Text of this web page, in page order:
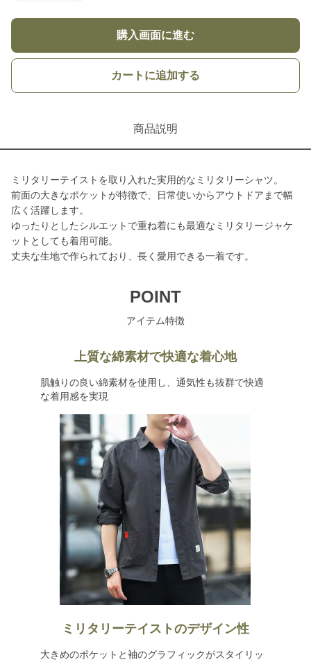
購入画面に進む
カートに追加する
商品説明
ミリタリーテイストを取り入れた実用的なミリタリーシャツ。
前面の大きなポケットが特徴で、日常使いからアウトドアまで幅
広く活躍します。
ゆったりとしたシルエットで重ね着にも最適なミリタリージャケ
ットとしても着用可能。
丈夫な生地で作られており、長く愛用できる一着です。
POINT
アイテム特徴
上質な綿素材で快適な着心地
肌触りの良い綿素材を使用し、通気性も抜群で快適
な着用感を実現
ミリタリーテイストのデザイン性
大きめのポケットと袖のグラフィックがスタイリッ